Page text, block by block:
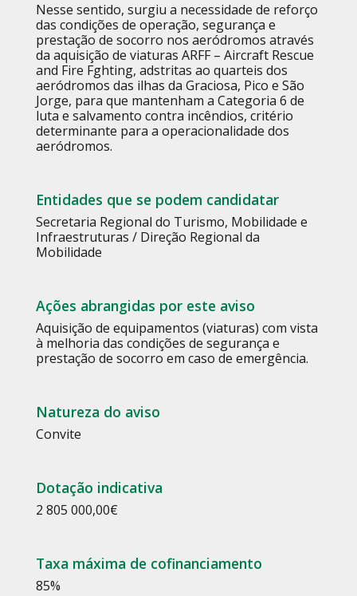
Nesse sentido, surgiu a necessidade de reforço
das condições de operação, segurança e
prestação de socorro nos aeródromos através
da aquisição de viaturas ARFF – Aircraft Rescue
and Fire Fghting, adstritas ao quarteis dos
aeródromos das ilhas da Graciosa, Pico e São
Jorge, para que mantenham a Categoria 6 de
luta e salvamento contra incêndios, critério
determinante para a operacionalidade dos
aeródromos.
Entidades que se podem candidatar
Secretaria Regional do Turismo, Mobilidade e
Infraestruturas / Direção Regional da
Mobilidade
Ações abrangidas por este aviso
Aquisição de equipamentos (viaturas) com vista
à melhoria das condições de segurança e
prestação de socorro em caso de emergência.
Natureza do aviso
Convite
Dotação indicativa
2 805 000,00€
Taxa máxima de cofinanciamento
85%